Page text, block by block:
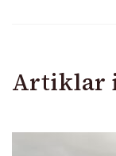
Artiklar